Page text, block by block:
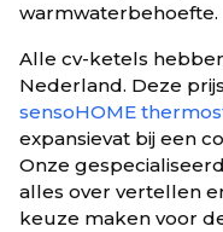
warmwaterbehoefte.
Alle cv-ketels
Nederland. Deze
sensoHOME
expansievat bij een
Onze
alles over vertellen
keuze maken voor